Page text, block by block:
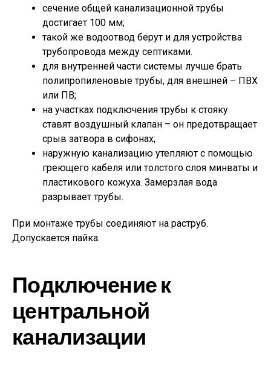
сечение общей канализационной трубы
достигает 100 мм;
такой же водоотвод берут и для устройства
трубопровода между септиками.
для внутренней части системы лучше брать
полипропиленовые трубы, для внешней – ПВХ
или ПВ;
на участках подключения трубы к стояку
ставят воздушный клапан – он предотвращает
срыв затвора в сифонах;
наружную канализацию утепляют с помощью
греющего кабеля или толстого слоя минваты и
пластикового кожуха. Замерзлая вода
разрывает трубы.
При монтаже трубы соединяют на раструб.
Допускается пайка.
Подключение к
центральной
канализации